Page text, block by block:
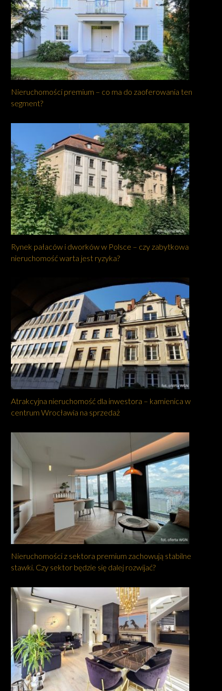
Nieruchomości premium – co ma do zaoferowania ten
segment?
Rynek pałaców i dworków w Polsce – czy zabytkowa
nieruchomość warta jest ryzyka?
Atrakcyjna nieruchomość dla inwestora – kamienica w
centrum Wrocławia na sprzedaż
Nieruchomości z sektora premium zachowują stabilne
stawki. Czy sektor będzie się dalej rozwijać?